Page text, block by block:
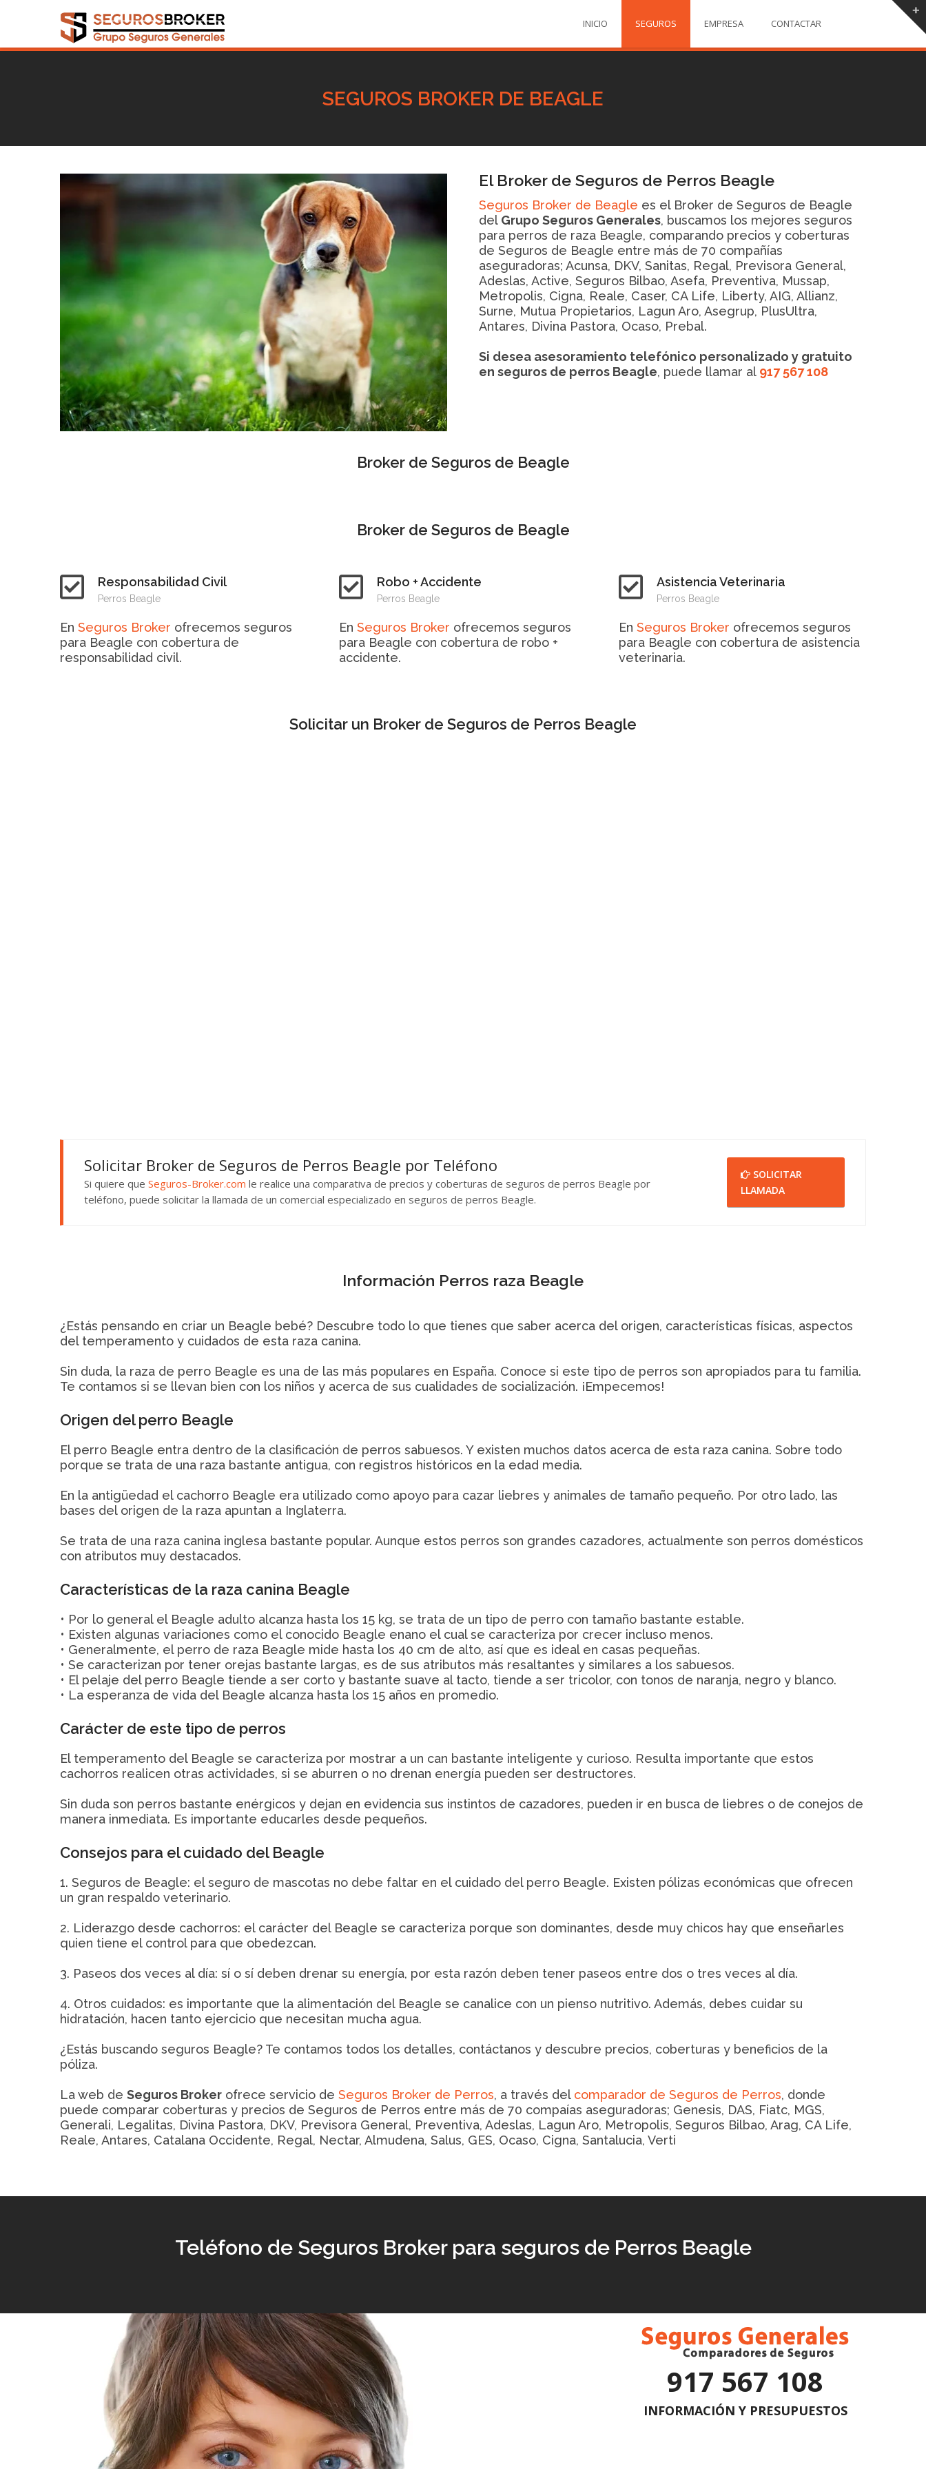
INICIO SEGUROS EMPRESA CONTACTAR
SEGUROS BROKER DE BEAGLE
El Broker de Seguros de Perros Beagle
Seguros Broker de Beagle es el Broker de Seguros de Beagle
del Grupo Seguros Generales, buscamos los mejores seguros
para perros de raza Beagle, comparando precios y coberturas
de Seguros de Beagle entre más de 70 compañías
aseguradoras; Acunsa, DKV, Sanitas, Regal, Previsora General,
Adeslas, Active, Seguros Bilbao, Asefa, Preventiva, Mussap,
Metropolis, Cigna, Reale, Caser, CA Life, Liberty, AIG, Allianz,
Surne, Mutua Propietarios, Lagun Aro, Asegrup, PlusUltra,
Antares, Divina Pastora, Ocaso, Prebal.
Si desea asesoramiento telefónico personalizado y gratuito
en seguros de perros Beagle, puede llamar al 917 567 108
Broker de Seguros de Beagle
Broker de Seguros de Beagle
Responsabilidad Civil
Perros Beagle
En Seguros Broker ofrecemos seguros
para Beagle con cobertura de
responsabilidad civil.
Robo + Accidente
Perros Beagle
EnSeguros Broker ofrecemos seguros
para Beagle con cobertura de robo +
accidente.
Asistencia Veterinaria
Perros Beagle
En Seguros Broker ofrecemos seguros
para Beagle con cobertura de asistencia
veterinaria.
Solicitar un Broker de Seguros de Perros Beagle
Solicitar Broker de Seguros de Perros Beagle por Teléfono
Si quiere que Seguros-Broker.com le realice una comparativa de precios y coberturas de seguros de perros Beagle por
teléfono, puede solicitar la llamada de un comercial especializado en seguros de perros Beagle.
SOLICITAR
LLAMADA
Información Perros raza Beagle
¿Estás pensando en criar un Beagle bebé? Descubre todo lo que tienes que saber acerca del origen, características físicas, aspectos
del temperamento y cuidados de esta raza canina.
Sin duda, la raza de perro Beagle es una de las más populares en España. Conoce si este tipo de perros son apropiados para tu familia.
Te contamos si se llevan bien con los niños y acerca de sus cualidades de socialización. ¡Empecemos!
Origen del perro Beagle
El perro Beagle entra dentro de la clasificación de perros sabuesos. Y existen muchos datos acerca de esta raza canina. Sobre todo
porque se trata de una raza bastante antigua, con registros históricos en la edad media.
En la antigüedad el cachorro Beagle era utilizado como apoyo para cazar liebres y animales de tamaño pequeño. Por otro lado, las
bases del origen de la raza apuntan a Inglaterra.
Se trata de una raza canina inglesa bastante popular. Aunque estos perros son grandes cazadores, actualmente son perros domésticos
con atributos muy destacados.
Características de la raza canina Beagle
• Por lo general el Beagle adulto alcanza hasta los 15 kg, se trata de un tipo de perro con tamaño bastante estable.
• Existen algunas variaciones como el conocido Beagle enano el cual se caracteriza por crecer incluso menos.
• Generalmente, el perro de raza Beagle mide hasta los 40 cm de alto, así que es ideal en casas pequeñas.
• Se caracterizan por tener orejas bastante largas, es de sus atributos más resaltantes y similares a los sabuesos.
• El pelaje del perro Beagle tiende a ser corto y bastante suave al tacto, tiende a ser tricolor, con tonos de naranja, negro y blanco.
• La esperanza de vida del Beagle alcanza hasta los 15 años en promedio.
Carácter de este tipo de perros
El temperamento del Beagle se caracteriza por mostrar a un can bastante inteligente y curioso. Resulta importante que estos
cachorros realicen otras actividades, si se aburren o no drenan energía pueden ser destructores.
Sin duda son perros bastante enérgicos y dejan en evidencia sus instintos de cazadores, pueden ir en busca de liebres o de conejos de
manera inmediata. Es importante educarles desde pequeños.
Consejos para el cuidado del Beagle
1. Seguros de Beagle: el seguro de mascotas no debe faltar en el cuidado del perro Beagle. Existen pólizas económicas que ofrecen
un gran respaldo veterinario.
2. Liderazgo desde cachorros: el carácter del Beagle se caracteriza porque son dominantes, desde muy chicos hay que enseñarles
quien tiene el control para que obedezcan.
3. Paseos dos veces al día: sí o sí deben drenar su energía, por esta razón deben tener paseos entre dos o tres veces al día.
4. Otros cuidados: es importante que la alimentación del Beagle se canalice con un pienso nutritivo. Además, debes cuidar su
hidratación, hacen tanto ejercicio que necesitan mucha agua.
¿Estás buscando seguros Beagle? Te contamos todos los detalles, contáctanos y descubre precios, coberturas y beneficios de la
póliza.
La web de Seguros Broker ofrece servicio de Seguros Broker de Perros, a través del comparador de Seguros de Perros, donde
puede comparar coberturas y precios de Seguros de Perros entre más de 70 compaías aseguradoras; Genesis, DAS, Fiatc, MGS,
Generali, Legalitas, Divina Pastora, DKV, Previsora General, Preventiva, Adeslas, Lagun Aro, Metropolis, Seguros Bilbao, Arag, CA Life,
Reale, Antares, Catalana Occidente, Regal, Nectar, Almudena, Salus, GES, Ocaso, Cigna, Santalucia, Verti
Teléfono de Seguros Broker para seguros de Perros Beagle
917 567 108
INFORMACIÓN Y PRESUPUESTOS